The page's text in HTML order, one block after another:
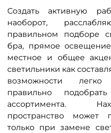
Создать активную
наоборот,
правильном подборе
бра, прямое
местное и общее
светильники как
возможности
правильно
ассортимента.
пространство может
только при замене